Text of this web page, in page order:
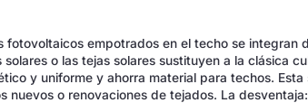
fotovoltaicos empotrados en el techo se integran
solares o las tejas solares sustituyen a la clásica
y uniforme y ahorra material para techos.
nuevos o renovaciones de tejados. La